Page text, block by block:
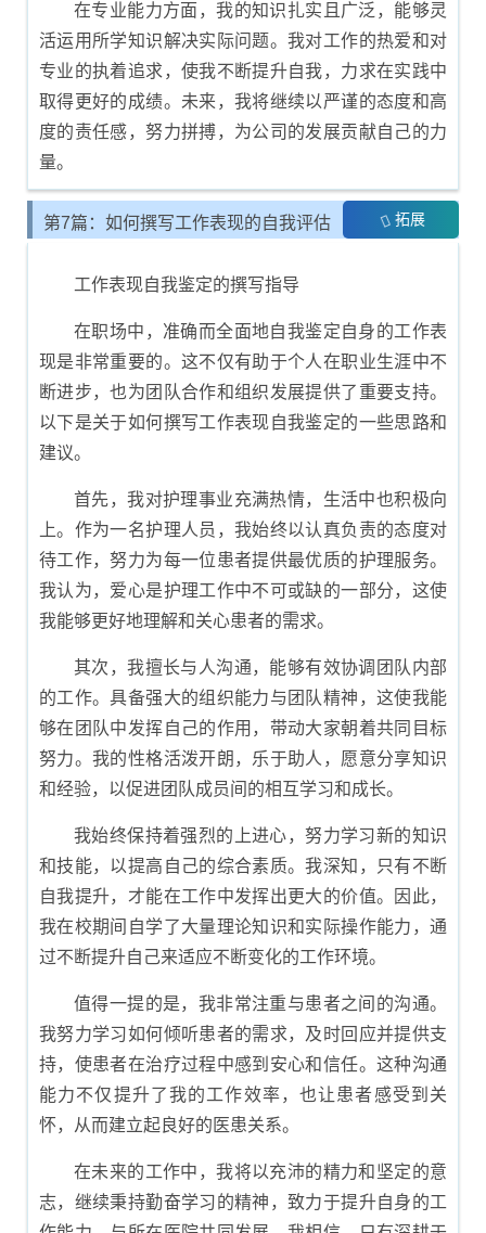
在专业能力方面，我的知识扎实且广泛，能够灵
活运用所学知识解决实际问题。我对工作的热爱和对
专业的执着追求，使我不断提升自我，力求在实践中
取得更好的成绩。未来，我将继续以严谨的态度和高
度的责任感，努力拼搏，为公司的发展贡献自己的力
量。
第7篇：如何撰写工作表现的自我评估 拓展
工作表现自我鉴定的撰写指导
在职场中，准确而全面地自我鉴定自身的工作表
现是非常重要的。这不仅有助于个人在职业生涯中不
断进步，也为团队合作和组织发展提供了重要支持。
以下是关于如何撰写工作表现自我鉴定的一些思路和
建议。
首先，我对护理事业充满热情，生活中也积极向
上。作为一名护理人员，我始终以认真负责的态度对
待工作，努力为每一位患者提供最优质的护理服务。
我认为，爱心是护理工作中不可或缺的一部分，这使
我能够更好地理解和关心患者的需求。
其次，我擅长与人沟通，能够有效协调团队内部
的工作。具备强大的组织能力与团队精神，这使我能
够在团队中发挥自己的作用，带动大家朝着共同目标
努力。我的性格活泼开朗，乐于助人，愿意分享知识
和经验，以促进团队成员间的相互学习和成长。
我始终保持着强烈的上进心，努力学习新的知识
和技能，以提高自己的综合素质。我深知，只有不断
自我提升，才能在工作中发挥出更大的价值。因此，
我在校期间自学了大量理论知识和实际操作能力，通
过不断提升自己来适应不断变化的工作环境。
值得一提的是，我非常注重与患者之间的沟通。
我努力学习如何倾听患者的需求，及时回应并提供支
持，使患者在治疗过程中感到安心和信任。这种沟通
能力不仅提升了我的工作效率，也让患者感受到关
怀，从而建立起良好的医患关系。
在未来的工作中，我将以充沛的精力和坚定的意
志，继续秉持勤奋学习的精神，致力于提升自身的工